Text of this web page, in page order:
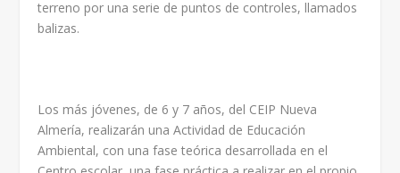
terreno por una serie de puntos de controles, llamados
balizas.
Los más jóvenes, de 6 y 7 años, del CEIP Nueva
Almería, realizarán una Actividad de Educación
Ambiental, con una fase teórica desarrollada en el